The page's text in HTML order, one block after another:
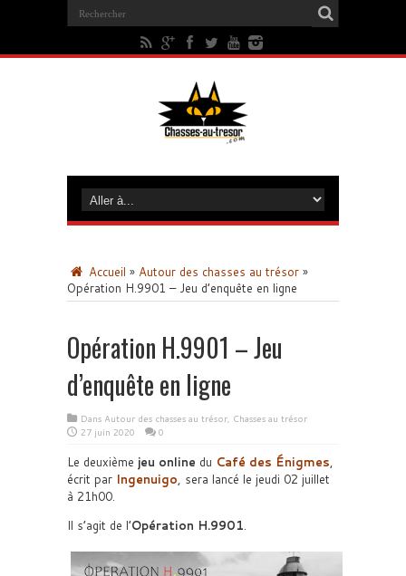
Accueil » Autour des chasses au trésor »
Opération H.9901 – Jeu d’enquête en ligne
Opération H.9901 – Jeu
d’enquête en ligne
Dans Autour des chasses au trésor, Chasses au trésor
27 juin 2020
0
Le deuxième jeu online du Café des Énigmes,
écrit par Ingenuigo, sera lancé le jeudi 02 juillet
à 21h00.
Il s’agit de l’Opération H.9901.